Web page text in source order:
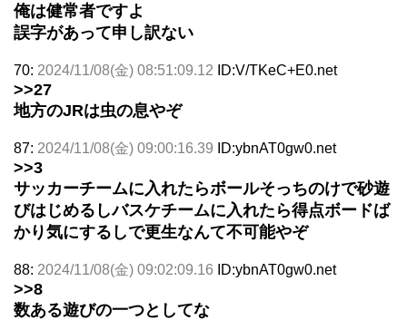
俺は健常者ですよ
誤字があって申し訳ない
70: 2024/11/08(金) 08:51:09.12 ID:V/TKeC+E0.net
>>27
地方のJRは虫の息やぞ
87: 2024/11/08(金) 09:00:16.39 ID:ybnAT0gw0.net
>>3
サッカーチームに入れたらボールそっちのけで砂遊
びはじめるしバスケチームに入れたら得点ボードば
かり気にするしで更生なんて不可能やぞ
88: 2024/11/08(金) 09:02:09.16 ID:ybnAT0gw0.net
>>8
数ある遊びの一つとしてな